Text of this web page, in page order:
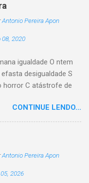
tem quem aprenda
tenho aprendido:
Antonio Pereira Apon
2020
igualdade O ntem
desigualdade S
horror C atástrofe de
sempre linda C ultura
na cidadania A gentes
CONTINUE LENDO...
Antonio Pereira Apon
2026